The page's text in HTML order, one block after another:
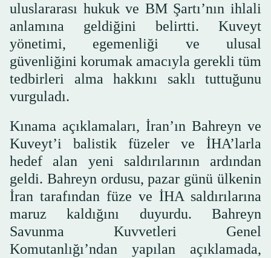
uluslararası hukuk ve BM Şartı’nın ihlali
anlamına geldiğini belirtti. Kuveyt
yönetimi, egemenliği ve ulusal
güvenliğini korumak amacıyla gerekli tüm
tedbirleri alma hakkını saklı tuttuğunu
vurguladı.
Kınama açıklamaları, İran’ın Bahreyn ve
Kuveyt’i balistik füzeler ve İHA’larla
hedef alan yeni saldırılarının ardından
geldi. Bahreyn ordusu, pazar günü ülkenin
İran tarafından füze ve İHA saldırılarına
maruz kaldığını duyurdu. Bahreyn
Savunma Kuvvetleri Genel
Komutanlığı’ndan yapılan açıklamada,